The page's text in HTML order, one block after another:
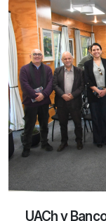
UACh y